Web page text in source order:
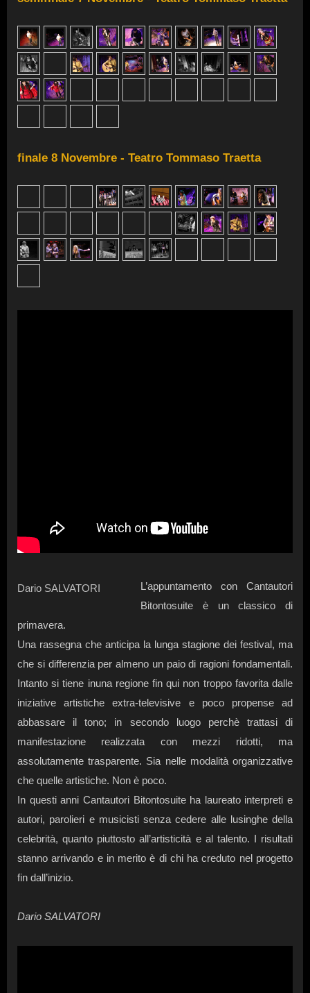
finale 8 Novembre - Teatro Tommaso Traetta
Dario SALVATORI
L’appuntamento con Cantautori
Bitontosuite è un classico di
primavera.
Una rassegna che anticipa la lunga stagione dei festival, ma
che si differenzia per almeno un paio di ragioni fondamentali.
Intanto si tiene inuna regione fin qui non troppo favorita dalle
iniziative artistiche extra-televisive e poco propense ad
abbassare il tono; in secondo luogo perchè trattasi di
manifestazione realizzata con mezzi ridotti, ma
assolutamente trasparente. Sia nelle modalità organizzative
che quelle artistiche. Non è poco.
In questi anni Cantautori Bitontosuite ha laureato interpreti e
autori, parolieri e musicisti senza cedere alle lusinghe della
celebrità, quanto piuttosto all’artisticità e al talento. I risultati
stanno arrivando e in merito è di chi ha creduto nel progetto
fin dall’inizio.
Dario SALVATORI